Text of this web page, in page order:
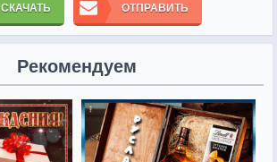
СКАЧАТЬ ОТПРАВИТЬ
Рекомендуем